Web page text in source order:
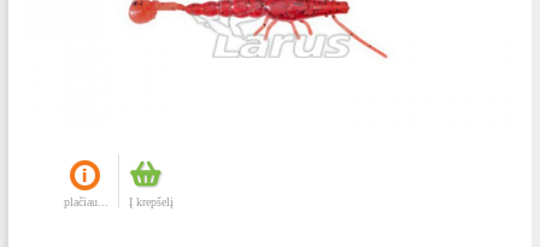
plačiau... Į krepšelį